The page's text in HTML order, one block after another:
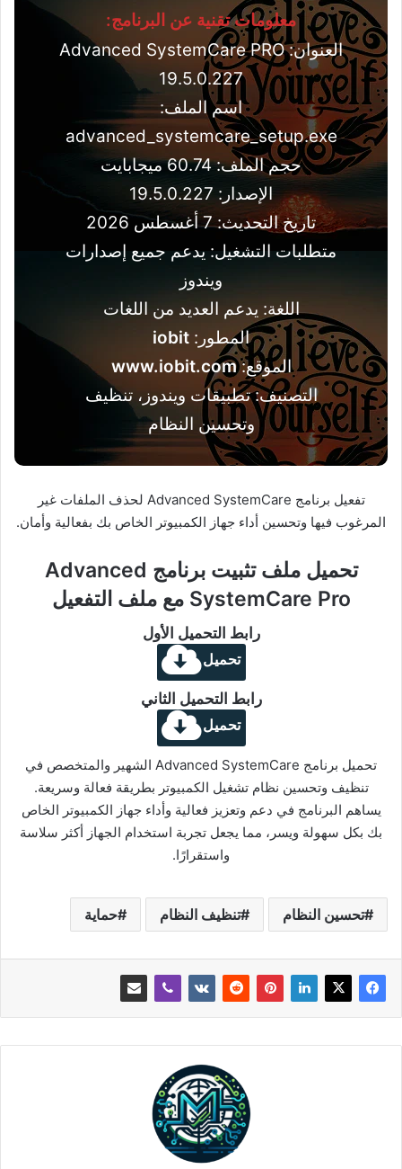
معلومات تقنية عن البرنامج:
العنوان: Advanced SystemCare PRO
19.5.0.227
اسم الملف:
advanced_systemcare_setup.exe
حجم الملف: 60.74 ميجابايت
الإصدار: 19.5.0.227
تاريخ التحديث: 7 أغسطس 2026
متطلبات التشغيل: يدعم جميع إصدارات
ويندوز
اللغة: يدعم العديد من اللغات
المطور: iobit
الموقع:www.iobit.com
التصنيف: تطبيقات ويندوز، تنظيف
وتحسين النظام
تفعيل برنامج Advanced SystemCare لحذف الملفات غير
المرغوب فيها وتحسين أداء جهاز الكمبيوتر الخاص بك بفعالية وأمان.
تحميل ملف تثبيت برنامج Advanced
SystemCare Pro مع ملف التفعيل
رابط التحميل الأول
تحميل
رابط التحميل الثاني
تحميل
تحميل برنامج Advanced SystemCare الشهير والمتخصص في
تنظيف وتحسين نظام تشغيل الكمبيوتر بطريقة فعالة وسريعة.
يساهم البرنامج في دعم وتعزيز فعالية وأداء جهاز الكمبيوتر الخاص
بك بكل سهولة ويسر، مما يجعل تجربة استخدام الجهاز أكثر سلاسة
واستقرارًا.
تحسين النظام تنظيف النظام حماية